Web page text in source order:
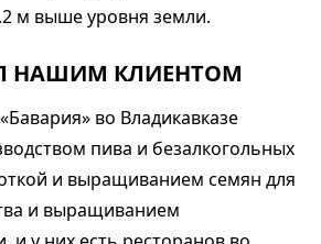
м выше уровня земли.
НАШИМ КЛИЕНТОМ
во Владикавказе
пива и безалкогольных
и выращиванием семян для
и выращиванием